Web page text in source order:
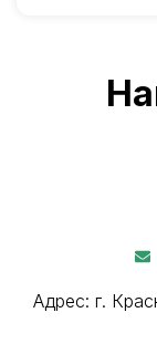
Адрес: г.